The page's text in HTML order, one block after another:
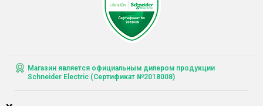
Магазин является официальным дилером продукции
Schneider Electric (Сертификат №2018008)